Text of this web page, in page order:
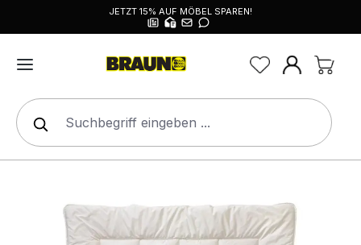
JETZT 15% AUF MÖBEL SPAREN!
Bildergalerie überspringen